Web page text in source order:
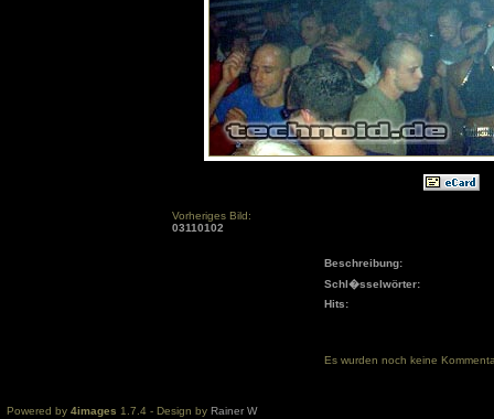
Vorheriges Bild:
03110102
Beschreibung:
Schl�sselwörter:
Hits:
Es wurden noch keine
Powered by 4images 1.7.4 - Design by Rainer W